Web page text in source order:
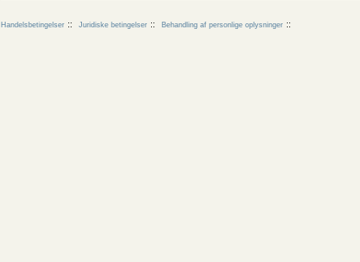
Handelsbetingelser Juridiske betingelser Behandling af personlige oplysninger